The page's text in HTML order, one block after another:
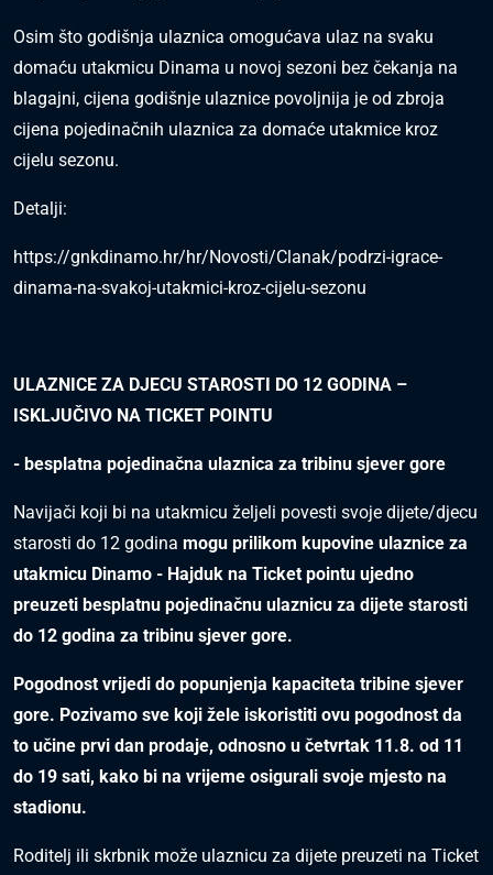
Osim što godišnja ulaznica omogućava ulaz na svaku
domaću utakmicu Dinama u novoj sezoni bez čekanja na
blagajni, cijena godišnje ulaznice povoljnija je od zbroja
cijena pojedinačnih ulaznica za domaće utakmice kroz
cijelu sezonu.
Detalji:
https://gnkdinamo.hr/hr/Novosti/Clanak/podrzi-igrace-
dinama-na-svakoj-utakmici-kroz-cijelu-sezonu
ULAZNICE ZA DJECU STAROSTI DO 12 GODINA –
ISKLJUČIVO NA TICKET POINTU
- besplatna pojedinačna ulaznica za tribinu sjever gore
Navijači koji bi na utakmicu željeli povesti svoje dijete/djecu
starosti do 12 godina mogu prilikom kupovine ulaznice za
utakmicu Dinamo - Hajduk na Ticket pointu ujedno
preuzeti besplatnu pojedinačnu ulaznicu za dijete starosti
do 12 godina za tribinu sjever gore.
Pogodnost vrijedi do popunjenja kapaciteta tribine sjever
gore. Pozivamo sve koji žele iskoristiti ovu pogodnost da
to učine prvi dan prodaje, odnosno u četvrtak 11.8. od 11
do 19 sati, kako bi na vrijeme osigurali svoje mjesto na
stadionu.
Roditelj ili skrbnik može ulaznicu za dijete preuzeti na Ticket